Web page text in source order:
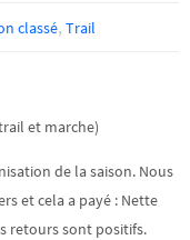
classé, Trail
et marche)
de la saison. Nous
et cela a payé : Nette
retours sont positifs.